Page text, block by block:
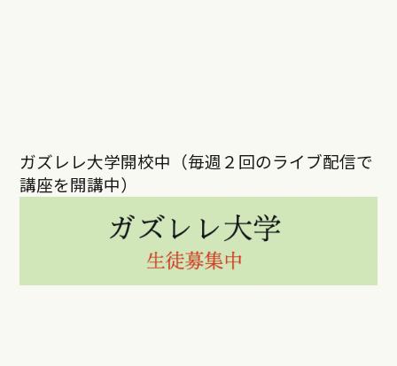
ガズレレ大学開校中（毎週２回のライブ配信で
講座を開講中）